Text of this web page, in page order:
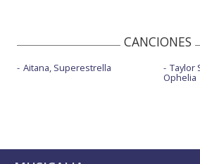
CANCIONES
Aitana, Superestrella Taylor
Ophelia